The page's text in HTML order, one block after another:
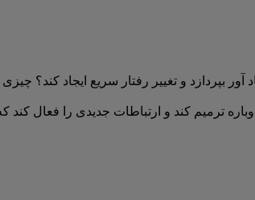
آور بپردازد و تغییر رفتار سریع ایجاد
ترمیم کند و ارتباطات جدیدی را فعال